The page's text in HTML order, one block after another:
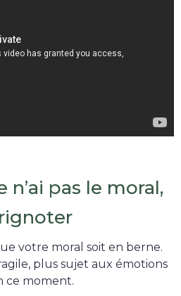
n’ai pas le moral,
votre moral soit en berne.
plus sujet aux émotions
ce moment.